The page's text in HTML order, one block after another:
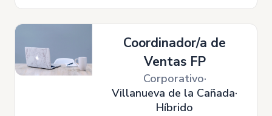
Coordinador/a de
Ventas FP
Corporativo
Villanueva de la Cañada
Híbrido